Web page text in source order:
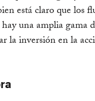
está claro que los
una amplia gama
la inversión en la